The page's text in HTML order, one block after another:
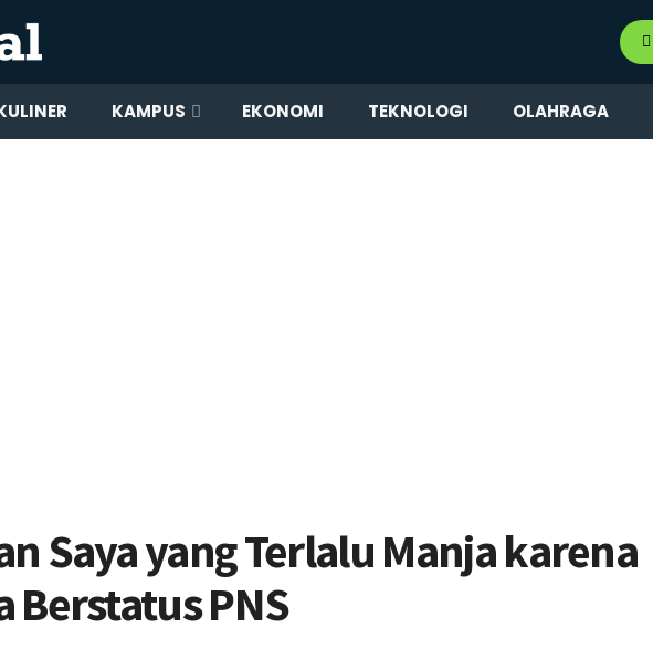
KAMPUS EKONOMI TEKNOLOGI OLAHRAGA
Saya yang Terlalu Manja karena
Berstatus PNS